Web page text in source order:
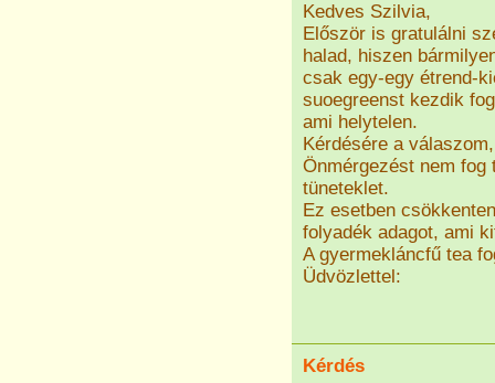
Kedves Szilvia,
Először is gratulálni
halad, hiszen
csak egy-egy étrend-
suoegreenst kezdik
ami helytelen.
Kérdésére a
Önmérgezést nem
tüneteklet.
Ez esetben
folyadék adagot, ami
A gyermekláncfű tea
Üdvözlettel:
Kérdés